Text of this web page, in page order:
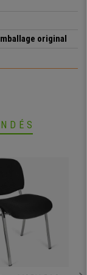
des matériaux de
à
4 heures par jour
original